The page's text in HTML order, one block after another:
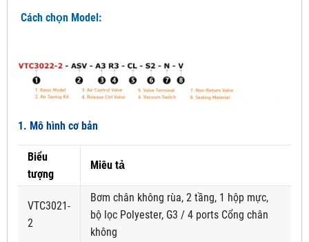
Cách chọn Model:
1. Mô hình cơ bản
Biểu
tượng
Miêu tả
VTC3021-
2
Bơm chân không rùa, 2 tầng, 1 hộp mực,
bộ lọc Polyester, G3 / 4 ports Cổng chân
không